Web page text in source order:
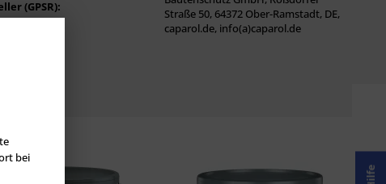
(GPSR):
Straße 50, 64372 Ober-Ramstadt, DE,
caparol.de, info(a)caparol.de
Hilfe
bei